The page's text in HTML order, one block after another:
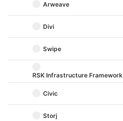
Arweave
Divi
Swipe
RSK Infrastructure Framework
Civic
Storj